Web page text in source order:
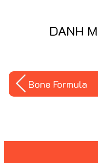
DANH
Bone Formula